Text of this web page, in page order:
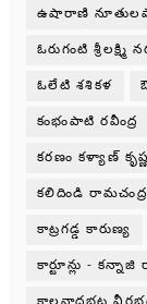
ఉషారాణి
ఓరుగంటి శ్రీలక్ష్మి
ఓలేటి శశికళ
కంభంపాటి రవీంద్ర
కరణం కళ్యాణ్
కలిదిండి
కాట్రగడ్డ కారుణ్య
కార్టూన్లు - కన్నాజి